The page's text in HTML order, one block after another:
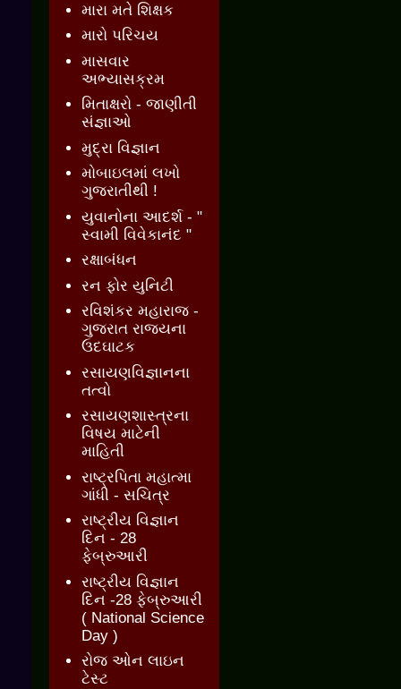
મારા મતે શિક્ષક
મારો પરિચય
માસવાર
અભ્યાસક્રમ
મિતાક્ષરો - જાણીતી
સંજ્ઞાઓ
મુદ્રા વિજ્ઞાન
મોબાઇલમાં લખો
ગુજરાતીથી !
યુવાનોના આદર્શ - "
સ્વામી વિવેકાનંદ "
રક્ષાબંધન
રન ફોર યુનિટી
રવિશંકર મહારાજ -
ગુજરાત રાજ્યના
ઉદઘાટક
રસાયણવિજ્ઞાનના
તત્વો
રસાયણશાસ્ત્રના
વિષય માટેની
માહિતી
રાષ્ટ્રપિતા મહાત્મા
ગાંધી - સચિત્ર
રાષ્ટ્રીય વિજ્ઞાન
દિન - 28
ફેબ્રુઆરી
રાષ્ટ્રીય વિજ્ઞાન
દિન -28 ફેબ્રુઆરી
( National Science
Day )
રોજ ઓન લાઇન
ટેસ્ટ